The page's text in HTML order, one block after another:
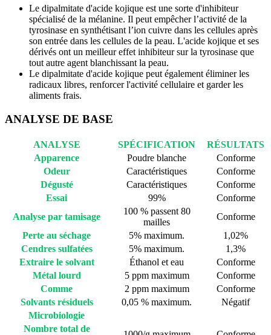
Le dipalmitate d'acide kojique est une sorte d'inhibiteur
spécialisé de la mélanine. Il peut empêcher l’activité de la
tyrosinase en synthétisant l’ion cuivre dans les cellules après
son entrée dans les cellules de la peau. L'acide kojique et ses
dérivés ont un meilleur effet inhibiteur sur la tyrosinase que
tout autre agent blanchissant la peau.
Le dipalmitate d'acide kojique peut également éliminer les
radicaux libres, renforcer l'activité cellulaire et garder les
aliments frais.
ANALYSE DE BASE
ANALYSE SPÉCIFICATION
RÉSULTATS
Apparence
Poudre blanche
Conforme
Odeur
Caractéristiques
Conforme
Dégusté
Caractéristiques
Conforme
Essai
99%
Conforme
Analyse par tamisage
100 % passent 80
mailles
Conforme
Perte au séchage
5% maximum.
1,02%
Cendres sulfatées
5% maximum.
1,3%
Extraire le solvant
Éthanol et eau
Conforme
Métal lourd
5 ppm maximum
Conforme
Comme
2 ppm maximum
Conforme
Solvants résiduels
0,05 % maximum.
Négatif
Microbiologie
Nombre total de